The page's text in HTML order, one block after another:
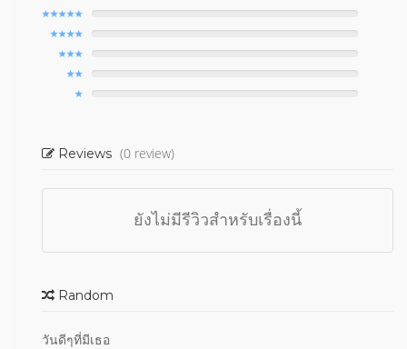
Reviews (0 review)
ยังไม่มีรีวิวสำหรับเรื่องนี้
Random
วันดีๆที่มีเธอ